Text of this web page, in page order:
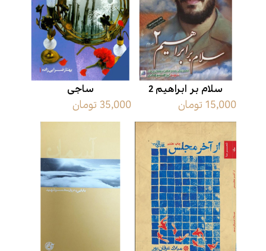
سلام بر ابراهیم 2
15,000 تومان
ساجی
35,000 تومان